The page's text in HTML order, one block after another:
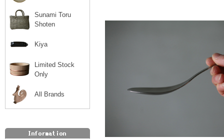
Sunami Toru
Shoten
Kiya
Limited Stock
Only
All Brands